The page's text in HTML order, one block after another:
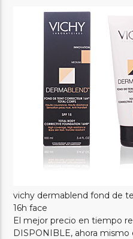
vichy dermablend fond de
16h face
El mejor precio en tiempo
DISPONIBLE, ahora mismo